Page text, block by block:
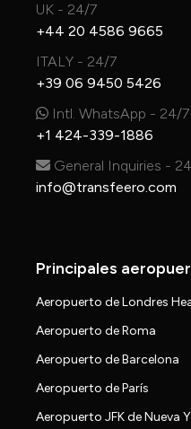
UK - 24/7
+44 20 4586 9665
ITALY - 24/7
+39 06 9450 5426
Intl. WhatsApp - 24/7
+1 424-339-1886
General Inquiries -
info@transfeero.com
Principales
Aeropuerto de Londres
Aeropuerto de Roma
Aeropuerto de Barcelona
Aeropuerto de París
Aeropuerto JFK de Nueva